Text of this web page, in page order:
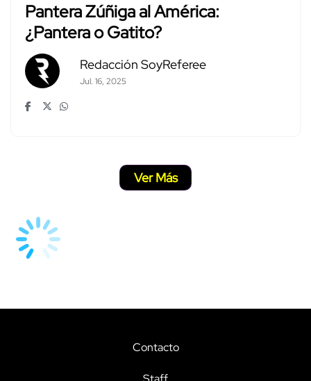
Pantera Zúñiga al América:
¿Pantera o Gatito?
Redacción SoyReferee
Jul. 16, 2025
Ver Más
Contacto